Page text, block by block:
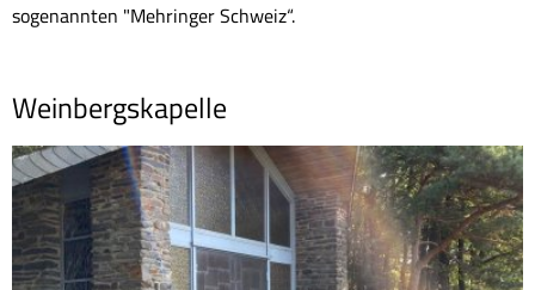
sogenannten "Mehringer Schweiz“.
Weinbergskapelle